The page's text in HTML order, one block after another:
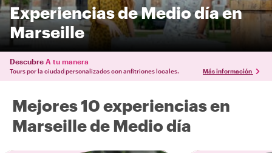
Experiencias de Medio día en
Marseille
Descubre A tu manera
Tours por la ciudad personalizados con anfitriones locales. Más información
Mejores 10 experiencias en
Marseille de Medio día